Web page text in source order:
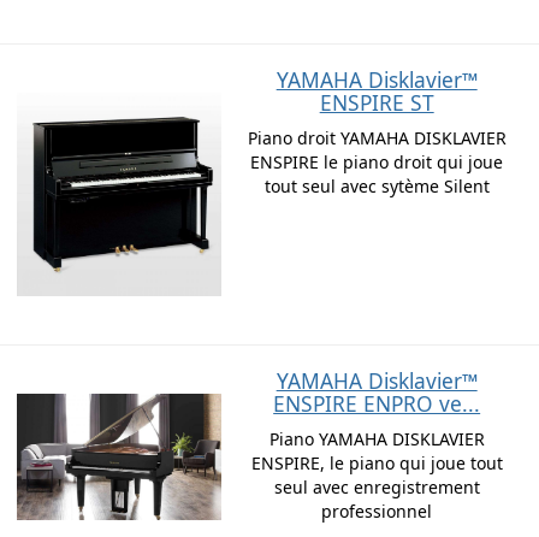
YAMAHA Disklavier™
ENSPIRE ST
Piano droit YAMAHA DISKLAVIER
ENSPIRE le piano droit qui joue
tout seul avec sytème Silent
YAMAHA Disklavier™
ENSPIRE ENPRO ve...
Piano YAMAHA DISKLAVIER
ENSPIRE, le piano qui joue tout
seul avec enregistrement
professionnel